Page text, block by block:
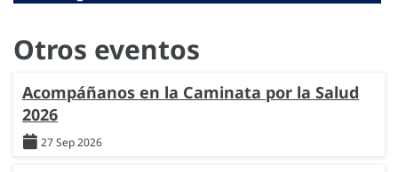
Otros eventos
Acompáñanos en la Caminata por la Salud
2026
27 Sep 2026